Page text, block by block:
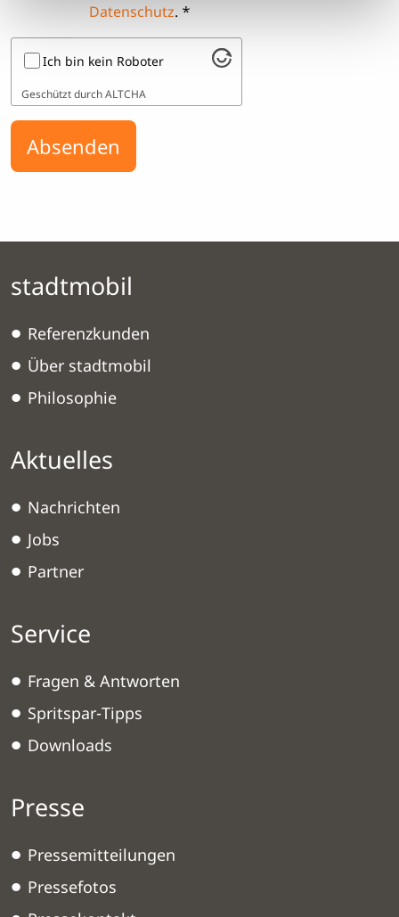
Datenschutz. *
Ich bin kein Roboter
Geschützt durchALTCHA
Absenden
stadtmobil
Referenzkunden
Über stadtmobil
Philosophie
Aktuelles
Nachrichten
Jobs
Partner
Service
Fragen & Antworten
Spritspar-Tipps
Downloads
Presse
Pressemitteilungen
Pressefotos